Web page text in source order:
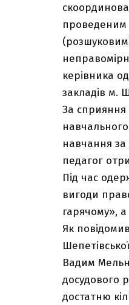
проведеним
керівника
закладів м.
За сприяння
навчання
педагог
Під час
вигоди
гарячому»,
Як
Вадим
досудового
достатню